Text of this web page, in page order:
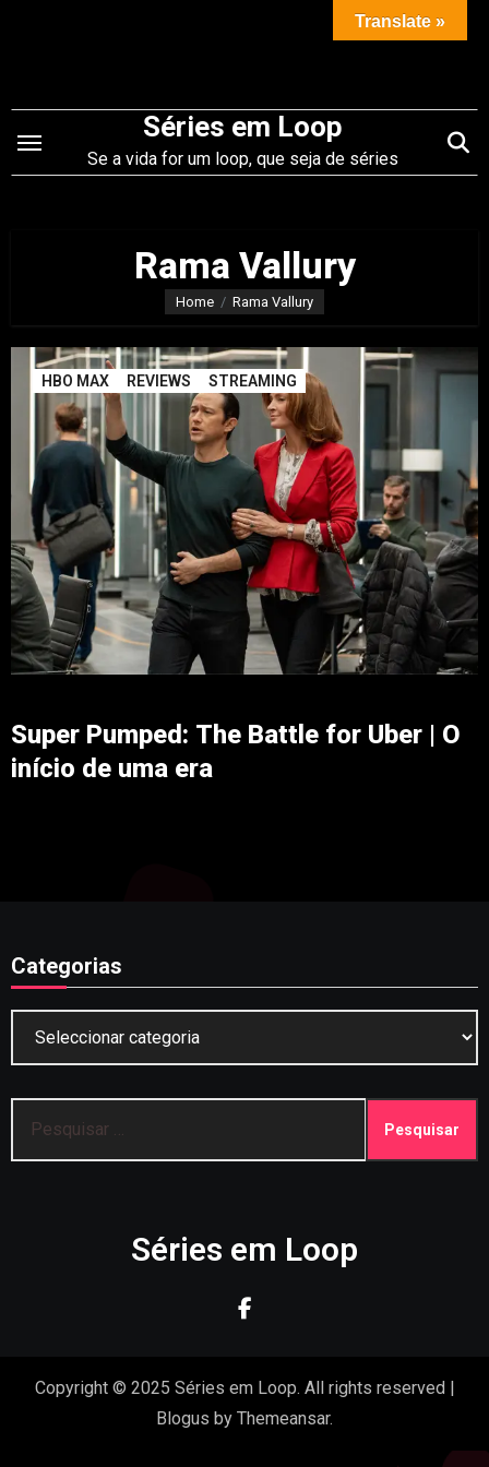
conteúdo
Séries em Loop
Se a vida for um loop, que seja de séries
Rama Vallury
Home Rama Vallury
HBO MAX REVIEWS STREAMING
Super Pumped: The Battle for Uber | O
início de uma era
Categorias
por:
Séries em Loop
Copyright © 2025 Séries em Loop. All rights reserved |
Blogus by Themeansar.
Translate »